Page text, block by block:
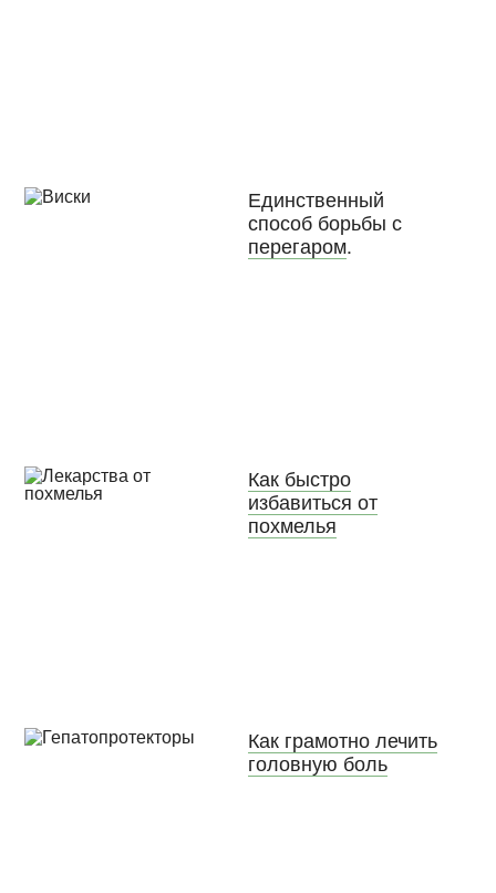
Единственный
способ борьбы с
перегаром.
Как быстро
избавиться от
похмелья
Как грамотно лечить
головную боль